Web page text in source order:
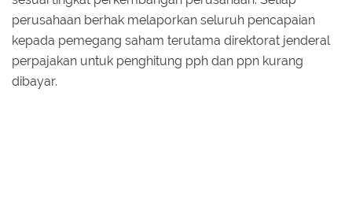
perusahaan berhak melaporkan seluruh pencapaian
kepada pemegang saham terutama direktorat jenderal
perpajakan untuk penghitung pph dan ppn kurang
dibayar.